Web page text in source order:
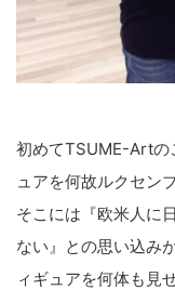
初めてTSUME-Artの
ュアを何故ルクセン
そこには『欧米人に
ない』との思い込み
ィギュアを何体も見